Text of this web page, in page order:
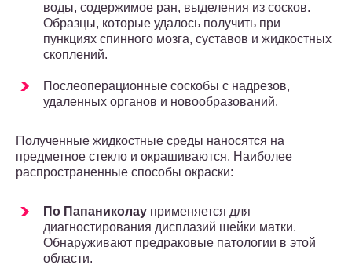
воды, содержимое ран, выделения из сосков.
Образцы, которые удалось получить при
пункциях спинного мозга, суставов и жидкостных
скоплений.
Послеоперационные соскобы с надрезов,
удаленных органов и новообразований.
Полученные жидкостные среды наносятся на
предметное стекло и окрашиваются. Наиболее
распространенные способы окраски:
По Папаниколау применяется для
диагностирования дисплазий шейки матки.
Обнаруживают предраковые патологии в этой
области.